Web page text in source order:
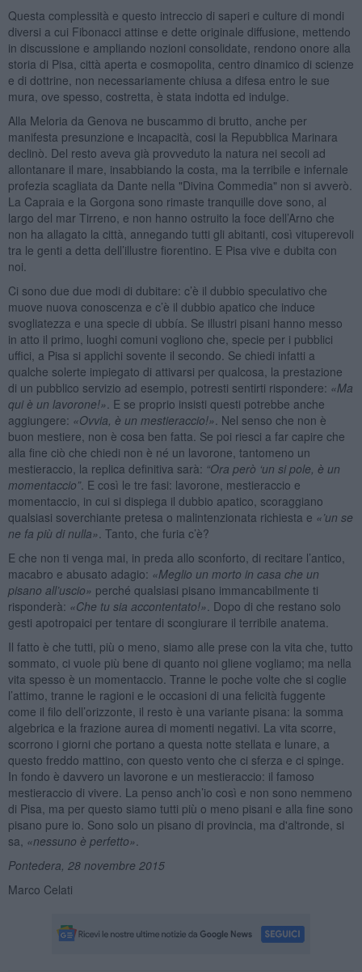
Questa complessità e questo intreccio di saperi e culture di mondi
diversi a cui Fibonacci attinse e dette originale diffusione, mettendo
in discussione e ampliando nozioni consolidate, rendono onore alla
storia di Pisa, città aperta e cosmopolita, centro dinamico di scienze
e di dottrine, non necessariamente chiusa a difesa entro le sue
mura, ove spesso, costretta, è stata indotta ed indulge.
Alla Meloria da Genova ne buscammo di brutto, anche per
manifesta presunzione e incapacità, cosi la Repubblica Marinara
declinò. Del resto aveva già provveduto la natura nei secoli ad
allontanare il mare, insabbiando la costa, ma la terribile e infernale
profezia scagliata da Dante nella "Divina Commedia" non si avverò.
La Capraia e la Gorgona sono rimaste tranquille dove sono, al
largo del mar Tirreno, e non hanno ostruito la foce dell’Arno che
non ha allagato la città, annegando tutti gli abitanti, così vituperevoli
tra le genti a detta dell’illustre fiorentino. E Pisa vive e dubita con
noi.
Ci sono due due modi di dubitare: c’è il dubbio speculativo che
muove nuova conoscenza e c’è il dubbio apatico che induce
svogliatezza e una specie di ubbía. Se illustri pisani hanno messo
in atto il primo, luoghi comuni vogliono che, specie per i pubblici
uffici, a Pisa si applichi sovente il secondo. Se chiedi infatti a
qualche solerte impiegato di attivarsi per qualcosa, la prestazione
di un pubblico servizio ad esempio, potresti sentirti rispondere: «Ma
qui è un lavorone!» . E se proprio insisti questi potrebbe anche
aggiungere: «Ovvia, è un mestieraccio!» . Nel senso che non è
buon mestiere, non è cosa ben fatta. Se poi riesci a far capire che
alla fine ciò che chiedi non è né un lavorone, tantomeno un
mestieraccio, la replica definitiva sarà: “Ora però ‘un si pole, è un
momentaccio”. E così le tre fasi: lavorone, mestieraccio e
momentaccio, in cui si dispiega il dubbio apatico, scoraggiano
qualsiasi soverchiante pretesa o malintenzionata richiesta e «’un se
ne fa più di nulla» . Tanto, che furia c’è?
E che non ti venga mai, in preda allo sconforto, di recitare l’antico,
macabro e abusato adagio: «Meglio un morto in casa che un
pisano all’uscio» perché qualsiasi pisano immancabilmente ti
risponderà: «Che tu sia accontentato!» . Dopo di che restano solo
gesti apotropaici per tentare di scongiurare il terribile anatema.
Il fatto è che tutti, più o meno, siamo alle prese con la vita che, tutto
sommato, ci vuole più bene di quanto noi gliene vogliamo; ma nella
vita spesso è un momentaccio. Tranne le poche volte che si coglie
l’attimo, tranne le ragioni e le occasioni di una felicità fuggente
come il filo dell’orizzonte, il resto è una variante pisana: la somma
algebrica e la frazione aurea di momenti negativi. La vita scorre,
scorrono i giorni che portano a questa notte stellata e lunare, a
questo freddo mattino, con questo vento che ci sferza e ci spinge.
In fondo è davvero un lavorone e un mestieraccio: il famoso
mestieraccio di vivere. La penso anch’io così e non sono nemmeno
di Pisa, ma per questo siamo tutti più o meno pisani e alla fine sono
pisano pure io. Sono solo un pisano di provincia, ma d'altronde, si
sa, «nessuno è perfetto»
Pontedera, 28 novembre 2015
Marco Celati